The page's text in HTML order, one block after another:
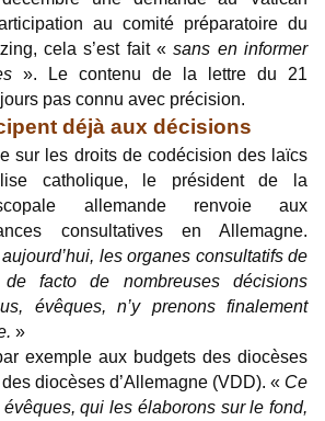
au comité préparatoire du
cela s’est fait «sans en informer
». Le contenu de la lettre du 21
pas connu avec précision.
déjà aux décisions
sur les droits de codécision des laïcs
catholique, le président de la
allemande renvoie aux
consultatives en Allemagne.
les organes consultatifs de
de facto de nombreuses décisions
évêques, n’y prenons finalement
»
exemple aux budgets des diocèses
diocèses d’Allemagne (VDD). « Ce
évêques, qui les élaborons sur le fond,